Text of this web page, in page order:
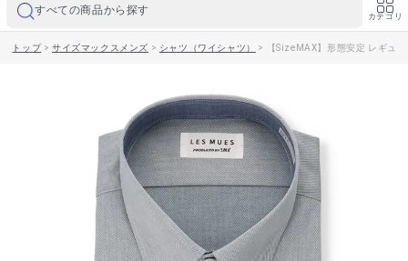
すべての商品から探す カテゴリ
トップ>サイズマックスメンズ > シャツ（ワイシャツ） > 【SizeMAX】形態安定 レギュ